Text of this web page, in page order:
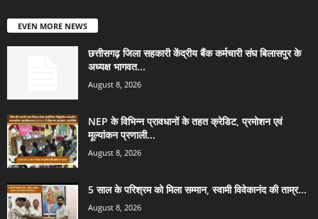
EVEN MORE NEWS
छत्तीसगढ़ जिला सहकारी केंद्रीय बैंक कर्मचारी संघ बिलासपुर के
अध्यक्ष भागवत...
August 8, 2026
NEP के विभिन्न प्रावधानों के तहत क्रेडिट, प्रमोशन एवं
मूल्यांकन प्रणाली...
August 8, 2026
5 साल के परिश्रम को मिला सम्मान, स्वामी विवेकानंद की ताम्र...
August 8, 2026